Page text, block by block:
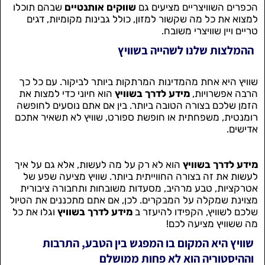
הכפרים השוויצריים מציעים גם שווקים אותנטיים שבהם תוכלו
למצוא את כל מה שקשור למזון, כולל גבינות מקומיות, דגים
טריים ויין שוויצרי משובח.
ההמלצות שלנו לשהייה בשוויץ
שוויץ היא אחת מהמדינות המרתקות ביותר לביקור. עם כל כך
הרבה אפשרויות, מידע לדרך בשוויץ הוא חיוני כדי למצות את
הזמן שלכם בצורה הטובה ביותר. בין אם אתם נוסעים לחופשה
רומנטית, משפחתית או חופשת ספורט, שוויץ לא תשאיר אתכם
אדישים.
מידע לדרך בשוויץ הוא לא רק על מה לעשות, אלא גם על איך
לעשות את זה בצורה החווייתית ביותר. שוויץ מציעה שפע של
אטרקציות, טבע מרהיב, מסעדות משובחות ותחבורה ציבורית
מצוינת שמקלה על המבקרים. לכן, אם אתם מתכננים את הטיול
שלכם לשוויץ, הקפידו להיעזר ב מידע לדרך בשוויץ וגלו את כל
מה ששוויץ מציעה לכם!
שוויץ היא המקום בו המפגש בין הטבע, התרבות
וההיסטוריה הוא לא פחות ממושלם